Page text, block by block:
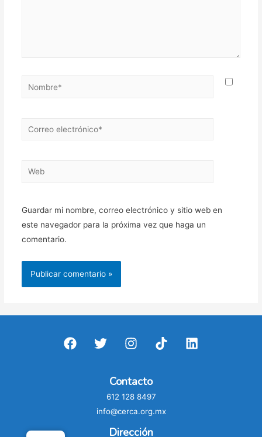
Nombre*
Correo
Web
Guardar mi nombre, correo electrónico y sitio web en
este navegador para la próxima vez que haga un
comentario.
Contacto
612 128 8497
info@cerca.org.mx
Dirección